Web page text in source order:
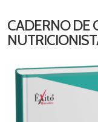
CADERNO DE